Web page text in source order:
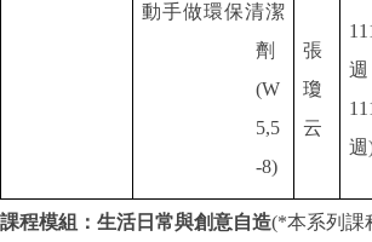
動手做環保清潔
劑
(W
5,5
-8)
張
瓊
云
週
課程模組：生活日常與創意自造(*本系列課